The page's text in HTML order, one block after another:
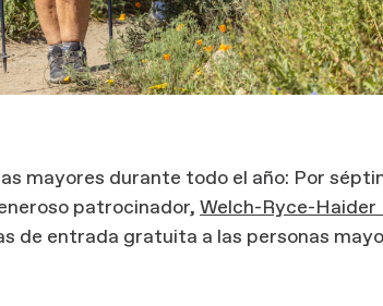
mayores durante todo el año: Por
patrocinador,Welch-Ryce-Haider
de entrada gratuita a las personas